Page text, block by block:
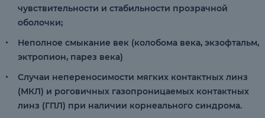
чувствительности и стабильности прозрачной
оболочки;
Неполное смыкание век (колобома века, экзофтальм,
эктропион, парез века)
Случаи непереносимости мягких контактных линз
(МКЛ) и роговичных газопроницаемых контактных
линз (ГПЛ) при наличии корнеального синдрома.